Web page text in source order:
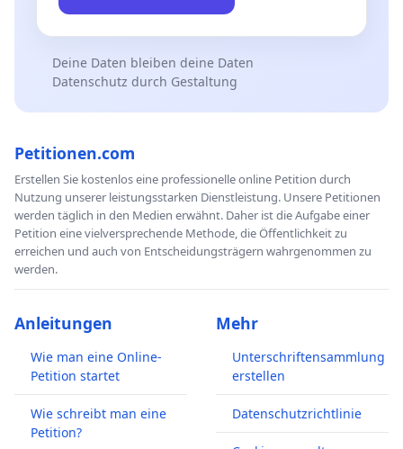
Deine Daten bleiben deine Daten
Datenschutz durch Gestaltung
Petitionen.com
Erstellen Sie kostenlos eine professionelle online Petition durch
Nutzung unserer leistungsstarken Dienstleistung. Unsere Petitionen
werden täglich in den Medien erwähnt. Daher ist die Aufgabe einer
Petition eine vielversprechende Methode, die Öffentlichkeit zu
erreichen und auch von Entscheidungsträgern wahrgenommen zu
werden.
Anleitungen
Wie man eine Online-
Petition startet
Wie schreibt man eine
Petition?
Mehr
Unterschriftensammlung
erstellen
Datenschutzrichtlinie